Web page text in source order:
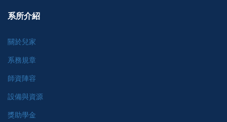
系所介紹
關於兒家
系務規章
師資陣容
設備與資源
獎助學金